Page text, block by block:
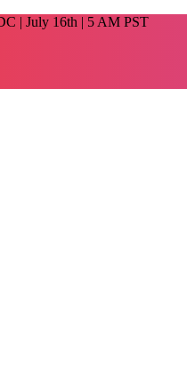
| July 16th | 5 AM PST